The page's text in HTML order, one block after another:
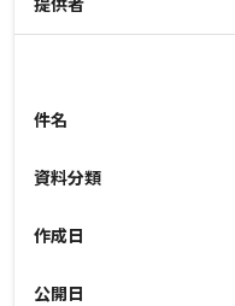
提供者
件名
資料分類
作成日
公開日